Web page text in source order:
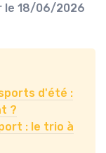
le 18/06/2026
d'été :
?
: le trio à